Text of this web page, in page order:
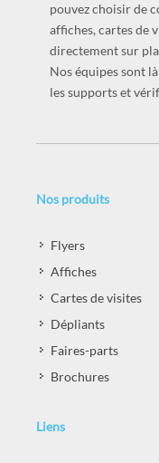
pouvez choisir de
affiches, cartes de
directement sur
Nos équipes sont
les supports et
Nos produits
Flyers
Affiches
Cartes de visites
Dépliants
Faires-parts
Brochures
Liens